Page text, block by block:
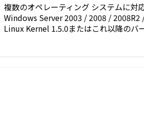
複数のオペレーティング システムに
Windows Server 2003 / 2008 / 2008R2
Linux Kernel 1.5.0またはこれ以降のバ